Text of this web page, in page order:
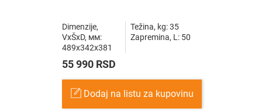
Dimenzije,
VxŠxD, мм:
489x342x381
Težina, kg: 35
Zapremina, L: 50
55 990 RSD
Dodaj na listu za kupovinu